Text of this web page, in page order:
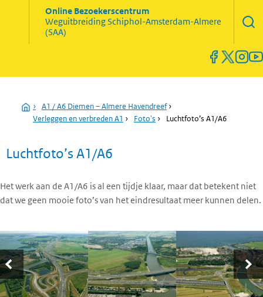
Online Bezoekerscentrum
WeguitbreidingSchiphol-Amsterdam-Almere
(SAA)
Home
› A1 / A6 Diemen – Almere Havendreef›
Verleggen en verbreden A1 › Foto's › Luchtfoto’s A1/A6
Luchtfoto’s A1/A6
Het werk aan de A1/A6 is al een tijdje klaar, maar dat betekent niet
dat we geen mooie foto’s van het eindresultaat meer kunnen delen.